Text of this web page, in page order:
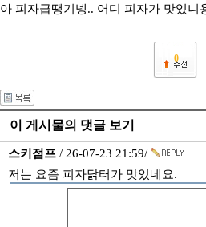
아 피자급땡기넹.. 어디 피자가 맛있니
0
이 게시물의 댓글 보기
스키점프 / 26-07-23 21:59/
저는 요즘 피자닭터가 맛있네요.